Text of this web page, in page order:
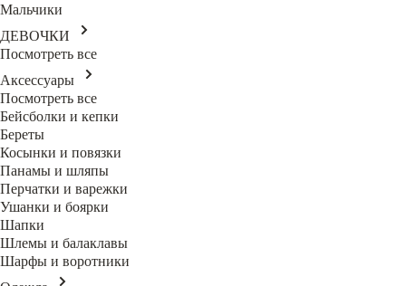
Мальчики
ДЕВОЧКИ
Посмотреть все
Аксессуары
Посмотреть все
Бейсболки и кепки
Береты
Косынки и повязки
Панамы и шляпы
Перчатки и варежки
Ушанки и боярки
Шапки
Шлемы и балаклавы
Шарфы и воротники